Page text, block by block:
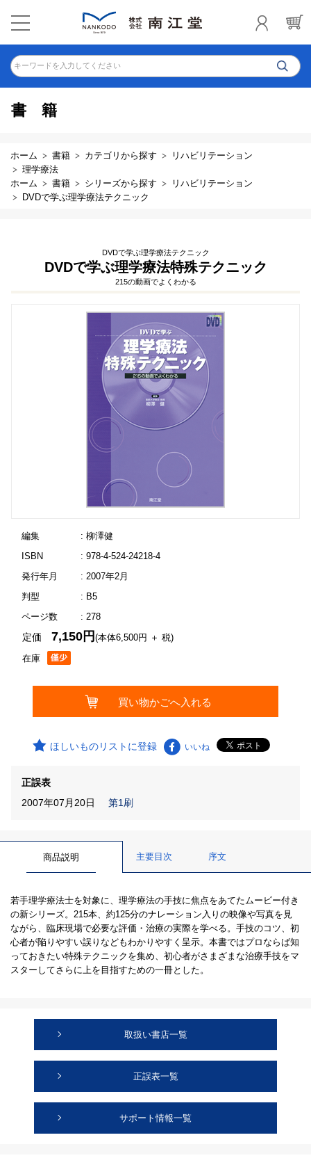
キーワードを入力してください
書籍
ホーム 書籍 カテゴリから探す
リハビリテーション
理学療法
ホーム
書籍 シリーズから探す
リハビリテーション
DVDで学ぶ理学療法テクニック
DVDで学ぶ理学療法テクニック
DVDで学ぶ理学療法特殊テクニック
215の動画でよくわかる
編集
: 柳澤健
ISBN
: 978-4-524-24218-4
発行年月
: 2007年2月
判型
: B5
ページ数
: 278
在庫
定価7,150円(本体6,500円 ＋ 税)
ほしいものリストに登録 いいね
正誤表
2007年07月20日
第1刷
商品説明 主要目次 序文
若手理学療法士を対象に、理学療法の手技に焦点をあてたムービー付き
の新シリーズ。215本、約125分のナレーション入りの映像や写真を見
ながら、臨床現場で必要な評価・治療の実際を学べる。手技のコツ、初
心者が陥りやすい誤りなどもわかりやすく呈示。本書ではプロならば知
っておきたい特殊テクニックを集め、初心者がさまざまな治療手技をマ
スターしてさらに上を目指すための一冊とした。
取扱い書店一覧
正誤表一覧
サポート情報一覧